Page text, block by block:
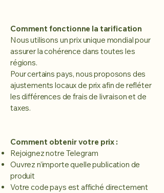
Comment fonctionne la tarification
Nous utilisons un prix unique mondial pour
assurer la cohérence dans toutes les
régions.
Pour certains pays, nous proposons des
ajustements locaux de prix afin de refléter
les différences de frais de livraison et de
taxes.
Comment obtenir votre prix :
Rejoignez notre Telegram
Ouvrez n’importe quelle publication de
produit
Votre code pays est affiché directement